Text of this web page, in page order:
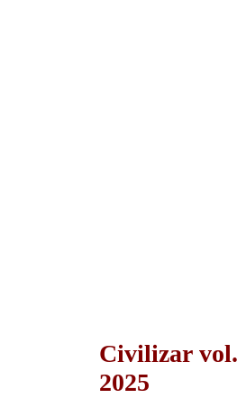
Civilizar
2025